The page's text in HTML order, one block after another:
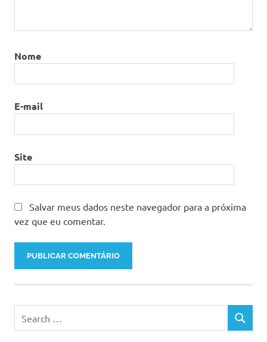
Nome
E-mail
Site
Salvar meus dados neste navegador para a próxima
vez que eu comentar.
for:
SEARCH